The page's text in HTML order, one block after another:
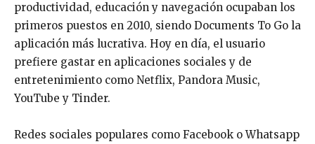
productividad, educación y navegación ocupaban los
primeros puestos en 2010, siendo Documents To Go la
aplicación más lucrativa. Hoy en día, el usuario
prefiere gastar en aplicaciones sociales y de
entretenimiento como Netflix, Pandora Music,
YouTube y Tinder.
Redes sociales populares como Facebook o Whatsapp